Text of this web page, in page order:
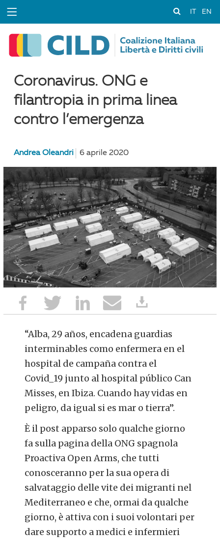
EN
Coronavirus. ONG e
filantropia in prima linea
contro l’emergenza
Andrea Oleandri 6 aprile 2020
“Alba, 29 años, encadena guardias
interminables como enfermera en el
hospital de campaña contra el
Covid_19 junto al hospital público Can
Misses, en Ibiza. Cuando hay vidas en
peligro, da igual si es mar o tierra”.
È il post apparso solo qualche giorno
fa sulla pagina della ONG spagnola
Proactiva Open Arms, che tutti
conosceranno per la sua opera di
salvataggio delle vite dei migranti nel
Mediterraneo e che, ormai da qualche
giorno, è attiva con i suoi volontari per
dare supporto a medici e infermieri